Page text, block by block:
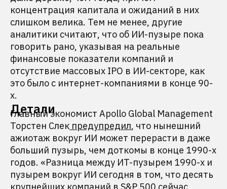
концентрация капитала и ожиданий в них
слишком велика. Тем не менее, другие
аналитики считают, что об ИИ-пузыре пока
говорить рано, указывая на реальные
финансовые показатели компаний и
отсутствие массовых IPO в ИИ-секторе, как
это было с интернет-компаниями в конце 90-
х.
Детали
Главный экономист Apollo Global Management
Торстен Слек предупредил, что нынешний
ажиотаж вокруг ИИ может перерасти в даже
больший пузырь, чем доткомы в конце 1990-х
годов. «Разница между ИT-пузырем 1990-х и
пузырем вокруг ИИ сегодня в том, что десять